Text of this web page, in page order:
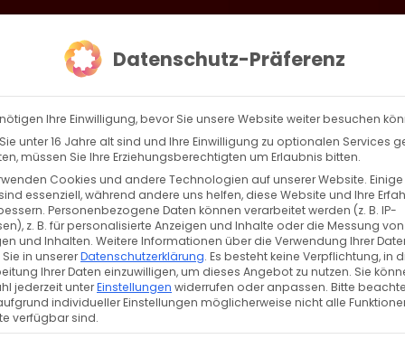
Zurück Vor
Datenschutz-Präferenz
Ihre Einwilligung, bevor Sie unsere Website weiter besuchen
unter 16 Jahre alt sind und Ihre Einwilligung zu optionalen Services
müssen Sie Ihre Erziehungsberechtigten um Erlaubnis bitten.
Cookies und andere Technologien auf unserer Website.
essenziell, während andere uns helfen, diese Website und Ihre
Personenbezogene Daten können verarbeitet werden (z. B. IP-
z. B. für personalisierte Anzeigen und Inhalte oder die Messung von
und Inhalten. Weitere Informationen über die Verwendung Ihrer
in unsererDatenschutzerklärung. Es besteht keine Verpflichtung, in
Ihrer Daten einzuwilligen, um dieses Angebot zu nutzen. Sie
jederzeit unterEinstellungen widerrufen oder anpassen. Bitte
individueller Einstellungen möglicherweise nicht alle
verfügbar sind.